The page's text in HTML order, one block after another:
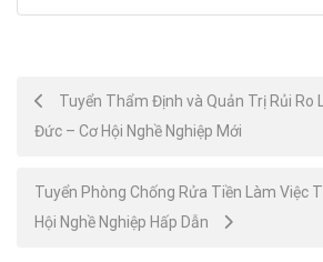
Post
navigation
Tuyển Thẩm Định và Quản Trị Rủi Ro
Đức – Cơ Hội Nghề Nghiệp Mới
Tuyển Phòng Chống Rửa Tiền Làm Việc
Hội Nghề Nghiệp Hấp Dẫn